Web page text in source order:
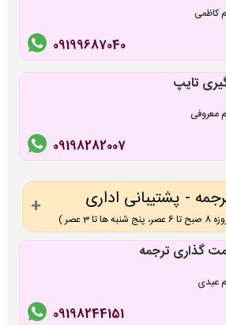
کاظمی
09199687040
تایپ
معروفی
09198282007
- پشتیبانی اداری
3 عصر )
گذاری ترجمه
عیدی
09198244151